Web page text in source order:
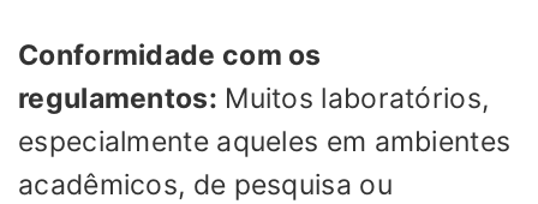
Conformidade com os
regulamentos: Muitos laboratórios,
especialmente aqueles em ambientes
acadêmicos, de pesquisa ou